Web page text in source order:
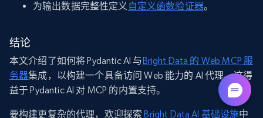
为输出数据完整性定义 自定义函数验证器。
结论
本文介绍了如何将 Pydantic AI 与 Bright Data 的 Web MCP 服
务器集成，以构建一个具备访问 Web 能力的 AI 代理。这得
益于 Pydantic AI 对 MCP 的内置支持。
要构建更复杂的代理，欢迎探索 Bright Data AI 基础设施中